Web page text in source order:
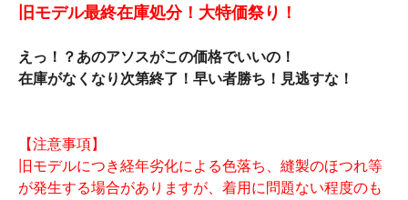
旧モデル最終在庫処分！大特価祭り！
えっ！？あのアソスがこの価格でいいの！
在庫がなくなり次第終了！早い者勝ち！見逃すな！
【注意事項】
旧モデルにつき経年劣化による色落ち、縫製のほつれ等
が発生する場合がありますが、着用に問題ない程度のも